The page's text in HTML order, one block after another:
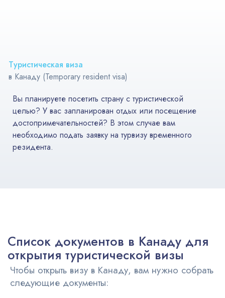
Туристическая виза
в Канаду (Temporary resident visa)
Вы планируете посетить страну с туристической
целью? У вас запланирован отдых или посещение
достопримечательностей? В этом случае вам
необходимо подать заявку на турвизу временного
резидента.
Список документов в Канаду для
открытия туристической визы
Чтобы открыть визу в Канаду, вам нужно собрать
следующие документы: